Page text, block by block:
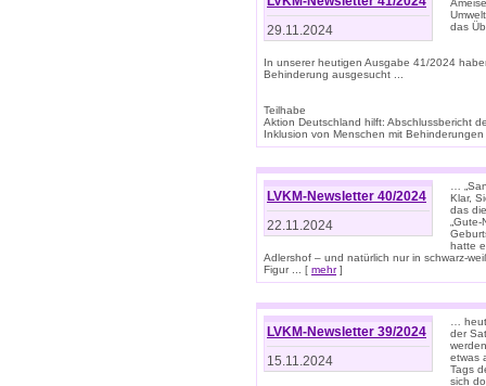
29.11.2024
das
In unserer heutigen Ausgabe 41/2024
Behinderung ausgesucht ...
Teilhabe
Aktion Deutschland hilft: Abschlussbericht
Inklusion von Menschen mit
LVKM-Newsletter 40/2024
22.11.2024
…
Klar,
das
hatte
Adlershof – und natürlich nur in schwarz-
Figur ... [ mehr]
LVKM-Newsletter 39/2024
15.11.2024
…
der
etwas
Tags
sich